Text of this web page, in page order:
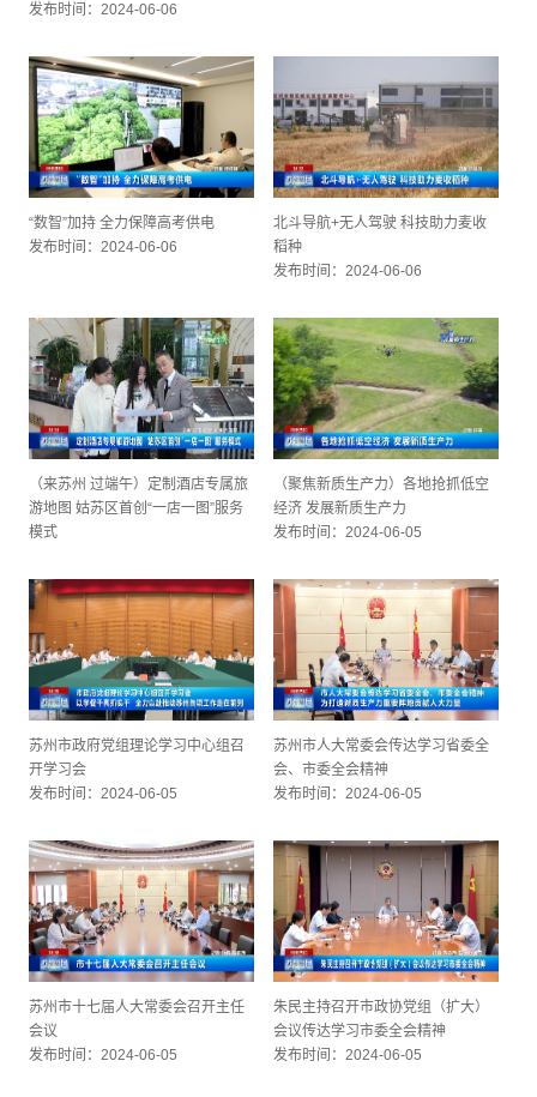
发布时间：2024-06-06
“数智”加持 全力保障高考供电
发布时间：2024-06-06
北斗导航+无人驾驶 科技助力麦收
稻种
发布时间：2024-06-06
（来苏州 过端午）定制酒店专属旅
游地图 姑苏区首创“一店一图”服务
模式
（聚焦新质生产力）各地抢抓低空
经济 发展新质生产力
发布时间：2024-06-05
苏州市政府党组理论学习中心组召
开学习会
发布时间：2024-06-05
苏州市人大常委会传达学习省委全
会、市委全会精神
发布时间：2024-06-05
苏州市十七届人大常委会召开主任
会议
发布时间：2024-06-05
朱民主持召开市政协党组（扩大）
会议传达学习市委全会精神
发布时间：2024-06-05